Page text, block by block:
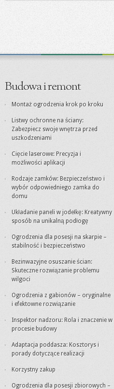
Budowa i remont
Montaż ogrodzenia krok po kroku
Listwy ochronne na ściany:
Zabezpiecz swoje wnętrza przed
uszkodzeniami
Cięcie laserowe: Precyzja i
możliwości aplikacji
Rodzaje zamków: Bezpieczeństwo i
wybór odpowiedniego zamka do
domu
Układanie paneli w jodełkę: Kreatywny
sposób na unikalną podłogę
Ogrodzenia dla posesji na skarpie –
stabilność i bezpieczeństwo
Bezinwazyjne osuszanie ścian:
Skuteczne rozwiązanie problemu
wilgoci
Ogrodzenia z gabionów – oryginalne
i efektowne rozwiązanie
Inspektor nadzoru: Rola i znaczenie w
procesie budowy
Adaptacja poddasza: Kosztorys i
porady dotyczące realizacji
Korzystny zakup
Ogrodzenia dla posesji zbiorowych –